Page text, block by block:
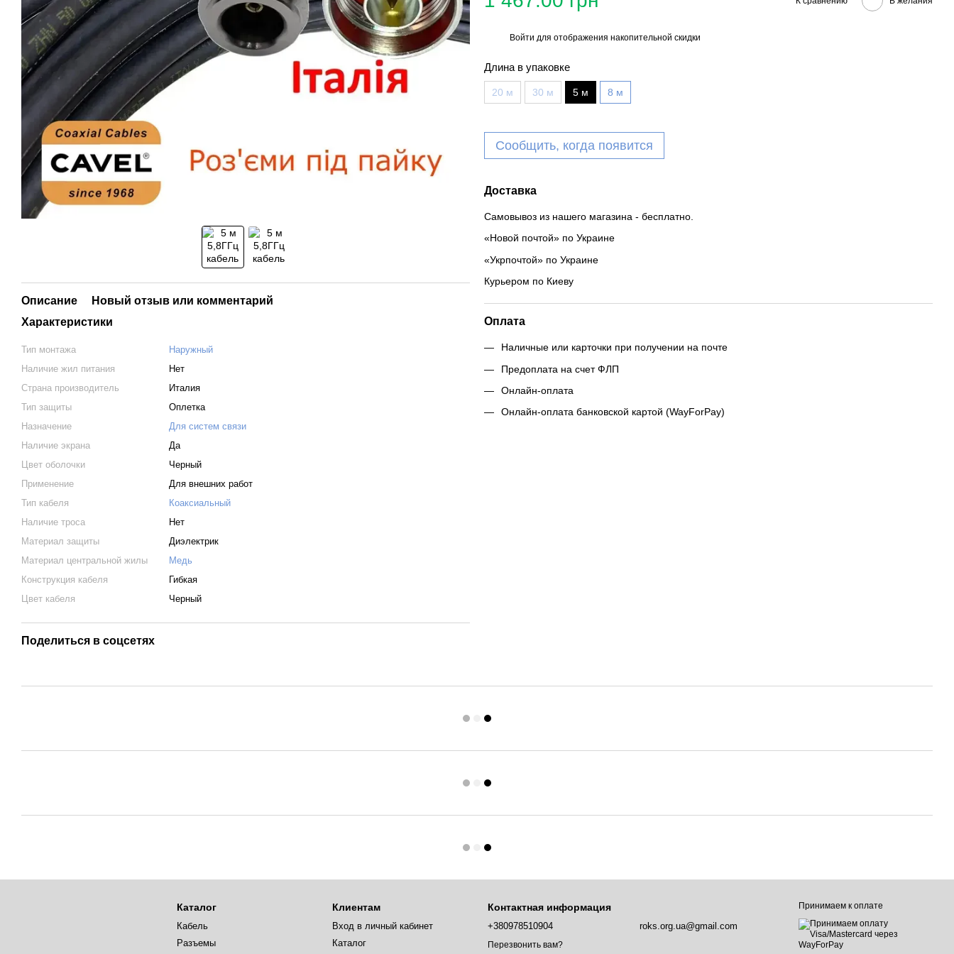
Описание
Новый отзыв или комментарий
Характеристики
Тип монтажа
Наружный
Наличие жил питания
Нет
Страна производитель
Италия
Тип защиты
Оплетка
Назначение
Для систем связи
Наличие экрана
Да
Цвет оболочки
Черный
Применение
Для внешних работ
Тип кабеля
Коаксиальный
Наличие троса
Нет
Материал защиты
Диэлектрик
Материал центральной жилы
Медь
Конструкция кабеля
Гибкая
Цвет кабеля
Черный
Поделиться в соцсетях
Войти для отображения накопительной скидки
Длина в упаковке
20 м 30 м 5 м 8 м
Сообщить, когда появится
Доставка
Самовывоз из нашего магазина - бесплатно.
«Новой почтой» по Украине
«Укрпочтой» по Украине
Курьером по Киеву
Оплата
Наличные или карточки при получении на почте
Предоплата на счет ФЛП
Онлайн-оплата
Онлайн-оплата банковской картой (WayForPay)
Каталог
Кабель
Разъемы
Клиентам
Вход в личный кабинет
Каталог
Контактная информация
+380978510904
Перезвонить вам?
roks.org.ua@gmail.com
Принимаем к оплате